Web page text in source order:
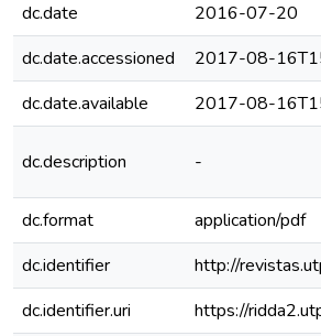
dc.date
2016-07-20
dc.date.accessioned
2017-08-
dc.date.available
2017-08-
dc.description -
dc.format
application/pdf
dc.identifier
http://
dc.identifier.uri
https://